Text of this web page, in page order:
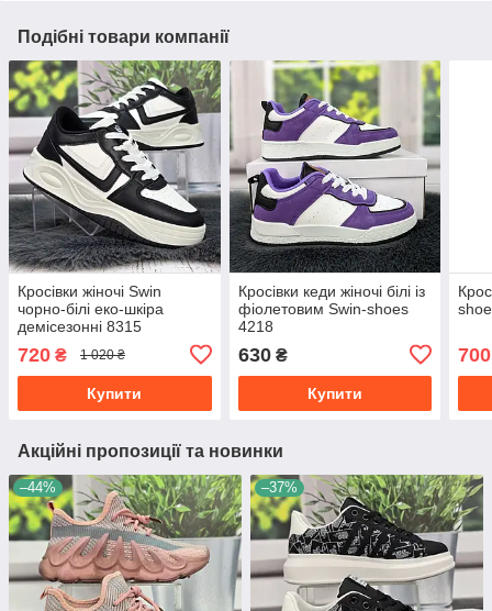
Подібні товари компанії
Кросівки жіночі Swin
чорно-білі еко-шкіра
демісезонні 8315
720 ₴ 1 020 ₴
Купити
Кросівки кеди жіночі білі із
фіолетовим Swin-shoes
4218
630₴
Купити
700
Акційні пропозиції та новинки
–44% –37%